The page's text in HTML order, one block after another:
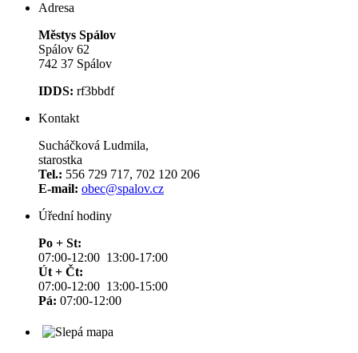
Adresa
Městys Spálov
Spálov 62
742 37 Spálov
IDDS: rf3bbdf
Kontakt
Sucháčková Ludmila,
starostka
Tel.: 556 729 717, 702 120 206
E-mail: obec@spalov.cz
Úřední hodiny
Po + St:
07:00-12:00 13:00-17:00
Út + Čt:
07:00-12:00 13:00-15:00
Pá: 07:00-12:00